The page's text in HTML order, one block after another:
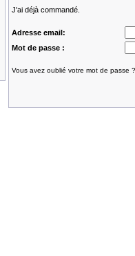
J'ai déjà commandé.
Adresse email:
Mot de passe :
Vous avez oublié votre mot de passe